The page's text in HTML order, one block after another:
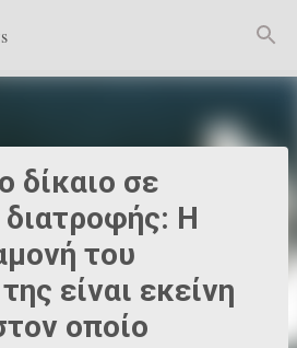
στο κύριο περιεχόμενο
δίκαιο σε
Η
του
είναι εκείνη
οποίο